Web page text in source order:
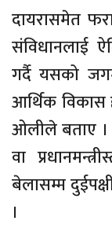
दायरासमेत
संविधानलाई
गर्दै यसको
आर्थिक विकास
ओलीले बताए ।
वा
बेलासम्म
।